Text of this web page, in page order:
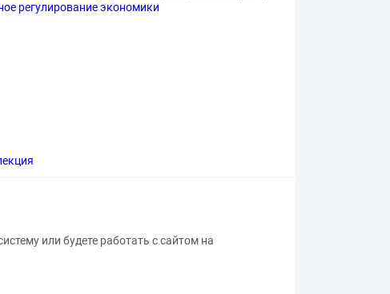
регулирование экономики
или будете работать с сайтом на